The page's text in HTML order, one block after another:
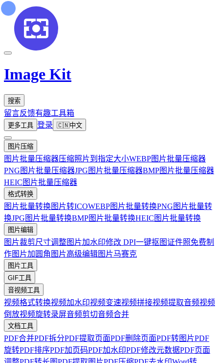
Image Kit
搜索
留言反馈有趣工具箱
更多工具 登录 🇨🇳中文
图片压缩
图片批量压缩器压缩照片到指定大小WEBP图片批量压缩器
PNG图片批量压缩器JPG图片批量压缩器BMP图片批量压缩器
HEIC图片批量压缩器
格式转换
图片批量转换图片转ICOWEBP图片批量转换PNG图片批量转
换JPG图片批量转换BMP图片批量转换HEIC图片批量转换
图片编辑
图片裁剪尺寸调整图片加水印修改 DPI一键抠图证件照免费制
作图片加圆角 图片高级编辑图片马赛克
图片工具
GIF工具
音视频工具
视频格式转换视频加水印视频变速视频拼接视频提取音频视频
倒放视频旋转录屏音频剪切音频合并
文档工具
PDF合并PDF拆分PDF提取页面PDF删除页面PDF转图片PDF
旋转PDF排序PDF加页码PDF加水印PDF修改元数据PDF页面